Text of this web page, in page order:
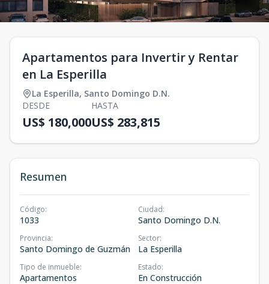
Apartamentos para Invertir y Rentar
en La Esperilla
La Esperilla, Santo Domingo D.N.
DESDE
US$ 180,000
HASTA
US$ 283,815
Resumen
Código:
1033
Ciudad:
Santo Domingo D.N.
Provincia:
Santo Domingo de Guzmán
Sector:
La Esperilla
Tipo de inmueble:
Apartamentos
Estado:
En Construcción